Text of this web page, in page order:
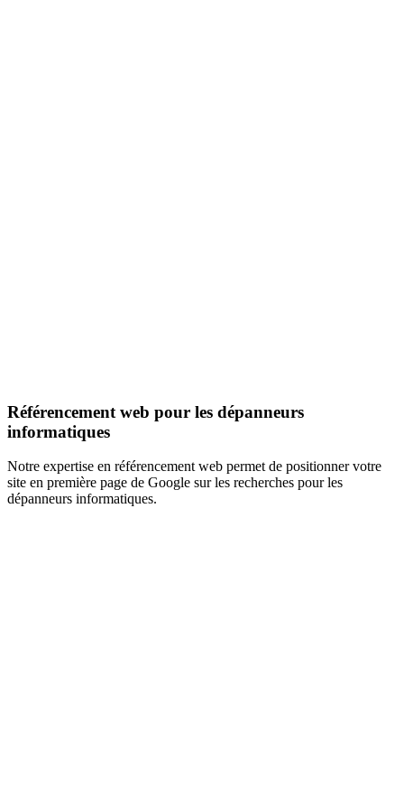
Référencement web pour les dépanneurs
informatiques
Notre expertise en référencement web permet de positionner votre
site en première page de Google sur les recherches pour les
dépanneurs informatiques.